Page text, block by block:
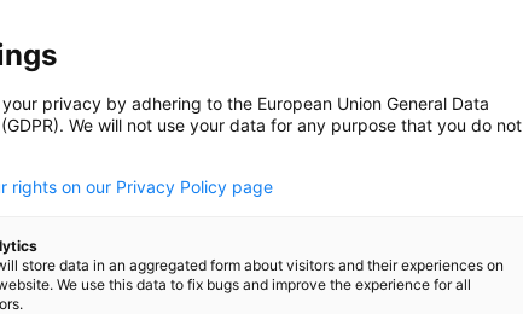
privacy by adhering to the European Union General Data
We will not use your data for any purpose that you do not
rights on our Privacy Policy page
store data in an aggregated form about visitors and their experiences on
We use this data to fix bugs and improve the experience for all